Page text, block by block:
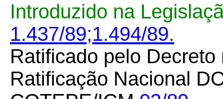
Introduzido na
1.437/89;1.494/89.
Ratificado pelo Decreto
Ratificação Nacional